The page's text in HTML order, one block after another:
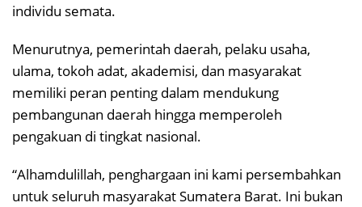
individu semata.
Menurutnya, pemerintah daerah, pelaku usaha,
ulama, tokoh adat, akademisi, dan masyarakat
memiliki peran penting dalam mendukung
pembangunan daerah hingga memperoleh
pengakuan di tingkat nasional.
“Alhamdulillah, penghargaan ini kami persembahkan
untuk seluruh masyarakat Sumatera Barat. Ini bukan